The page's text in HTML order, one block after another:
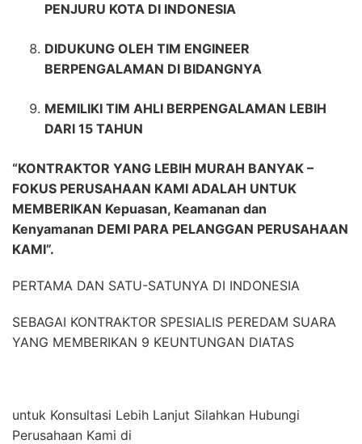
PENJURU KOTA DI INDONESIA
DIDUKUNG OLEH TIM ENGINEER
BERPENGALAMAN DI BIDANGNYA
MEMILIKI TIM AHLI BERPENGALAMAN LEBIH
DARI 15 TAHUN
“KONTRAKTOR YANG LEBIH MURAH BANYAK –
FOKUS PERUSAHAAN KAMI ADALAH UNTUK
MEMBERIKAN Kepuasan, Keamanan dan
Kenyamanan DEMI PARA PELANGGAN PERUSAHAAN
KAMI”.
PERTAMA DAN SATU-SATUNYA DI INDONESIA
SEBAGAI KONTRAKTOR SPESIALIS PEREDAM SUARA
YANG MEMBERIKAN 9 KEUNTUNGAN DIATAS
untuk Konsultasi Lebih Lanjut Silahkan Hubungi
Perusahaan Kami di